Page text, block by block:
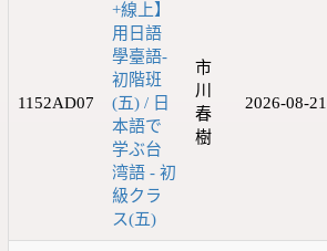
1152AD07
+線上】
用日語
學臺語-
初階班
(五) / 日
本語で
学ぶ台
湾語 - 初
級クラ
ス(五)
市
川
春
樹
2026-08-21